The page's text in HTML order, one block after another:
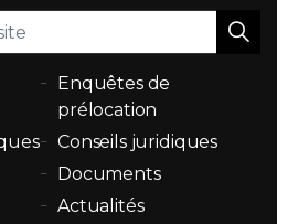
Enquêtes de
prélocation
Conseils juridiques
Documents
Actualités